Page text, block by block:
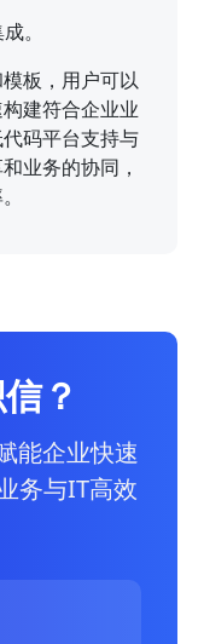
。
板，用户可以
建符合企业业
码平台支持与
业务的协同，
？
能企业快速
务与IT高效